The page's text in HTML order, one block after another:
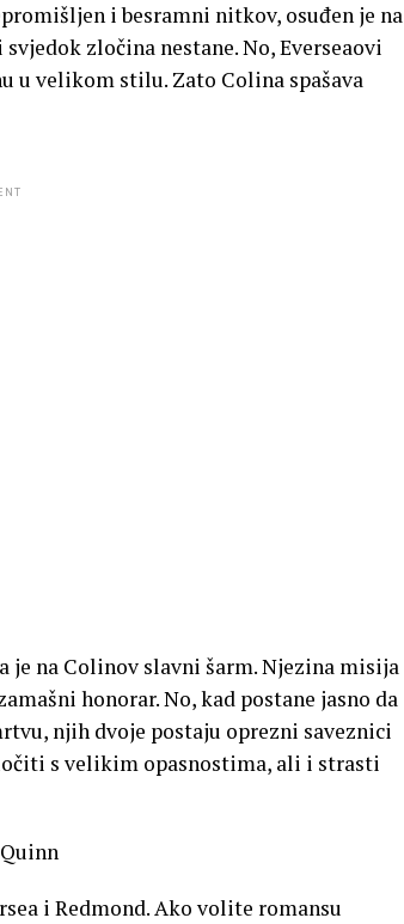
i besramni nitkov, osuđen je na
zločina nestane. No, Everseaovi
u velikom stilu. Zato Colina spašava
je na Colinov slavni šarm. Njezina misija
honorar. No, kad postane jasno da
njih dvoje postaju oprezni saveznici
s velikim opasnostima, ali i strasti
i Redmond. Ako volite romansu